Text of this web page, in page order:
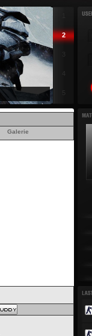
2
3
4
Galerie